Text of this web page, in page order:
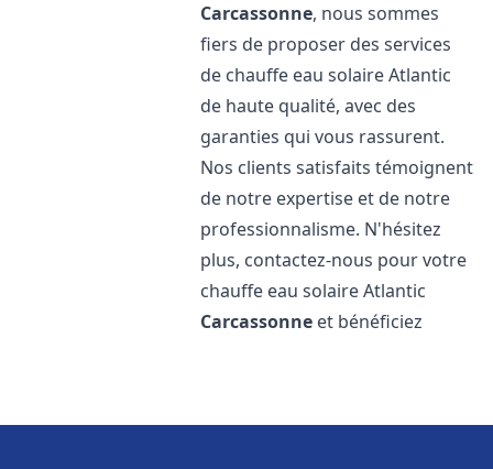
Carcassonne, nous sommes
fiers de proposer des services
de chauffe eau solaire Atlantic
de haute qualité, avec des
garanties qui vous rassurent.
Nos clients satisfaits témoignent
de notre expertise et de notre
professionnalisme. N'hésitez
plus, contactez-nous pour votre
chauffe eau solaire Atlantic
Carcassonne et bénéficiez